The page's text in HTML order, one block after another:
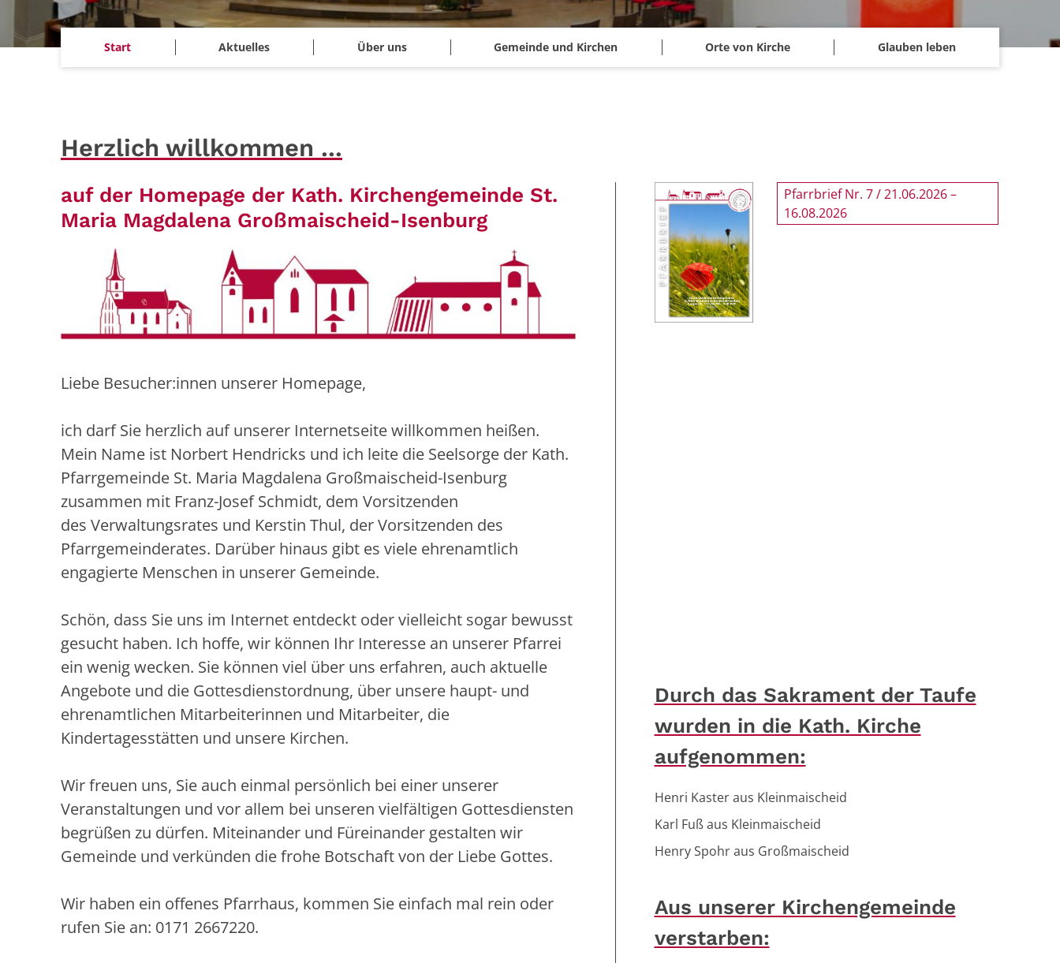
Start Aktuelles Über uns Gemeinde und Kirchen Orte von Kirche Glauben leben
Herzlich willkommen ...
auf der Homepage der Kath. Kirchengemeinde St.
Maria Magdalena Großmaischeid-Isenburg
Liebe Besucher:innen unserer Homepage,
ich darf Sie herzlich auf unserer Internetseite willkommen heißen.
Mein Name ist Norbert Hendricks und ich leite die Seelsorge der Kath.
Pfarrgemeinde St. Maria Magdalena Großmaischeid-Isenburg
zusammen mit Franz-Josef Schmidt, dem Vorsitzenden
des Verwaltungsrates und Kerstin Thul, der Vorsitzenden des
Pfarrgemeinderates. Darüber hinaus gibt es viele ehrenamtlich
engagierte Menschen in unserer Gemeinde.
Schön, dass Sie uns im Internet entdeckt oder vielleicht sogar bewusst
gesucht haben. Ich hoffe, wir können Ihr Interesse an unserer Pfarrei
ein wenig wecken. Sie können viel über uns erfahren, auch aktuelle
Angebote und die Gottesdienstordnung, über unsere haupt- und
ehrenamtlichen Mitarbeiterinnen und Mitarbeiter, die
Kindertagesstätten und unsere Kirchen.
Wir freuen uns, Sie auch einmal persönlich bei einer unserer
Veranstaltungen und vor allem bei unseren vielfältigen Gottesdiensten
begrüßen zu dürfen. Miteinander und Füreinander gestalten wir
Gemeinde und verkünden die frohe Botschaft von der Liebe Gottes.
Wir haben ein offenes Pfarrhaus, kommen Sie einfach mal rein oder
rufen Sie an: 0171 2667220.
Pfarrbrief Nr. 7 / 21.06.2026 –
16.08.2026
Durch das Sakrament der Taufe
wurden in die Kath. Kirche
aufgenommen:
Henri Kaster aus Kleinmaischeid
Karl Fuß aus Kleinmaischeid
Henry Spohr aus Großmaischeid
Aus unserer Kirchengemeinde
verstarben: